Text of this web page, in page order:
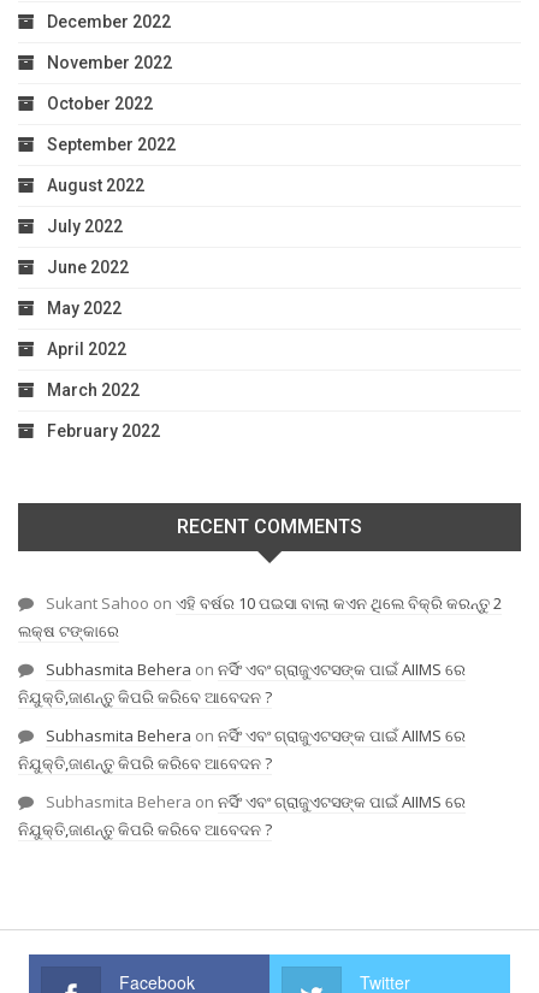
December 2022
November 2022
October 2022
September 2022
August 2022
July 2022
June 2022
May 2022
April 2022
March 2022
February 2022
RECENT COMMENTS
Sukant Sahoo on ଏହି ବର୍ଷର 10 ପଇସା ବାଲା କଏନ ଥିଲେ ବିକ୍ରି କରନ୍ତୁ 2
ଲକ୍ଷ ଟଙ୍କାରେ
Subhasmita Behera on ନର୍ସିଂ ଏବଂ ଗ୍ରାଜୁଏଟସଙ୍କ ପାଇଁ AIIMS ରେ
ନିଯୁକ୍ତି,ଜାଣନ୍ତୁ କିପରି କରିବେ ଆବେଦନ ?
Subhasmita Behera on ନର୍ସିଂ ଏବଂ ଗ୍ରାଜୁଏଟସଙ୍କ ପାଇଁ AIIMS ରେ
ନିଯୁକ୍ତି,ଜାଣନ୍ତୁ କିପରି କରିବେ ଆବେଦନ ?
Subhasmita Behera on ନର୍ସିଂ ଏବଂ ଗ୍ରାଜୁଏଟସଙ୍କ ପାଇଁ AIIMS ରେ
ନିଯୁକ୍ତି,ଜାଣନ୍ତୁ କିପରି କରିବେ ଆବେଦନ ?
Facebook Twitter